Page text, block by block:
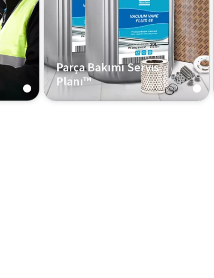
Parça Bakımı Servis
Planı™
Yağ, kit ve yedek parçaların